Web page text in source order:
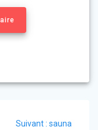
Suivant : Article
sauna